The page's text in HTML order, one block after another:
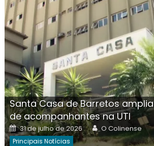
Santa Casa de Barretos
de acompanhantes na UTI
Posted
on
31 de julho de 2026 Author
O Colinense
Principais Notícias